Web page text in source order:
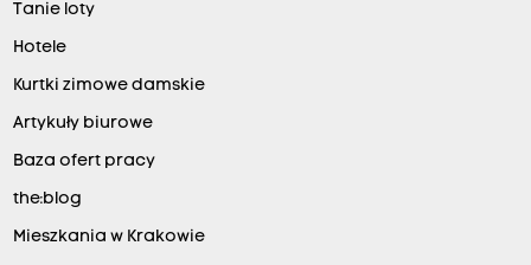
Tanie loty
Hotele
Kurtki zimowe damskie
Artykuły biurowe
Baza ofert pracy
the:blog
Mieszkania w Krakowie